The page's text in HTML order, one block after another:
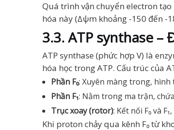
Quá trình vận chuyển electron
hóa này (Δψm khoảng -150 đến -
3.3. ATP synthase
ATP synthase (phức hợp V) là
hóa học trong ATP. Cấu trúc của
Phần F₀: Xuyên màng trong,
Phần F₁: Nằm trong ma trận,
Trục xoay (rotor): Kết nối F₀ và
Khi proton chảy qua kênh F₀ từ